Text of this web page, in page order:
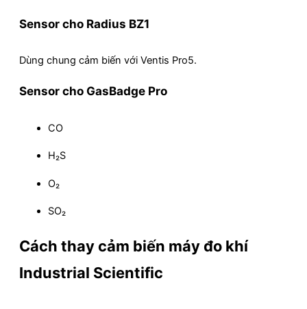
Sensor cho Radius BZ1
Dùng chung cảm biến với Ventis Pro5.
Sensor cho GasBadge Pro
CO
H₂S
O₂
SO₂
Cách thay cảm biến máy đo khí
Industrial Scientific